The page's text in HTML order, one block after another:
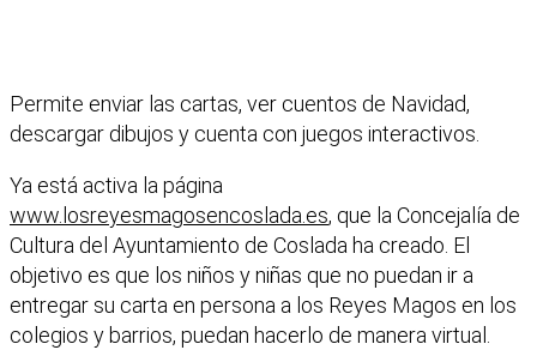
Permite enviar las cartas, ver cuentos de Navidad,
descargar dibujos y cuenta con juegos interactivos.
Ya está activa la página
www.losreyesmagosencoslada.es, que la Concejalía de
Cultura del Ayuntamiento de Coslada ha creado. El
objetivo es que los niños y niñas que no puedan ir a
entregar su carta en persona a los Reyes Magos en los
colegios y barrios, puedan hacerlo de manera virtual.